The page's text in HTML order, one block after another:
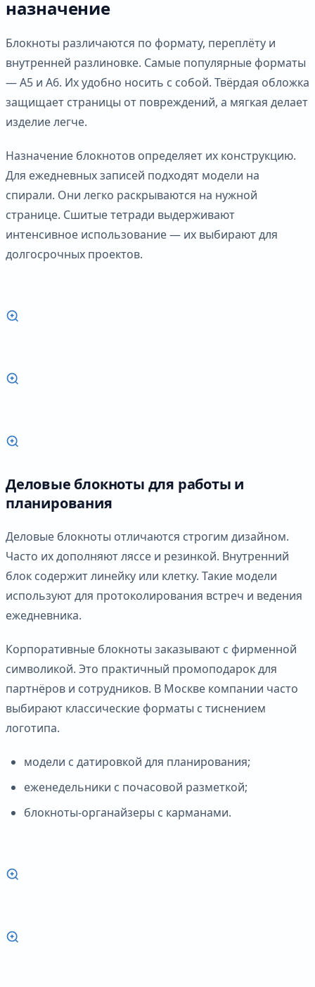
назначение
Блокноты различаются по формату, переплёту и
внутренней разлиновке. Самые популярные форматы
— А5 и А6. Их удобно носить с собой. Твёрдая обложка
защищает страницы от повреждений, а мягкая делает
изделие легче.
Назначение блокнотов определяет их конструкцию.
Для ежедневных записей подходят модели на
спирали. Они легко раскрываются на нужной
странице. Сшитые тетради выдерживают
интенсивное использование — их выбирают для
долгосрочных проектов.
Деловые блокноты для работы и
планирования
Деловые блокноты отличаются строгим дизайном.
Часто их дополняют ляссе и резинкой. Внутренний
блок содержит линейку или клетку. Такие модели
используют для протоколирования встреч и ведения
ежедневника.
Корпоративные блокноты заказывают с фирменной
символикой. Это практичный промоподарок для
партнёров и сотрудников. В Москве компании часто
выбирают классические форматы с тиснением
логотипа.
модели с датировкой для планирования;
еженедельники с почасовой разметкой;
блокноты-органайзеры с карманами.